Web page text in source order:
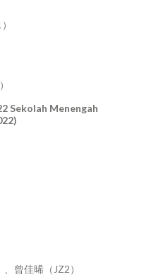
Sekolah Menengah
2022
曾佳晞（JZ2）